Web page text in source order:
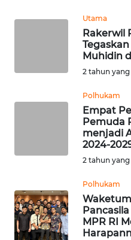
Utama
Rakerwil
Muhidin
2 tahun yang
Polhukam
Empat
Pemuda
menjadi
2024-
2 tahun yang
Polhukam
MPR RI
WN
WN
KUNINGAN